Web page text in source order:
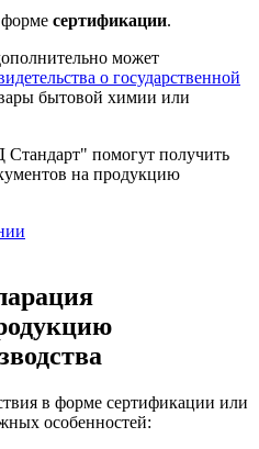
сертификации.
может
о государственной
бытовой химии или
помогут получить
на продукцию
в форме сертификации или
особенностей: